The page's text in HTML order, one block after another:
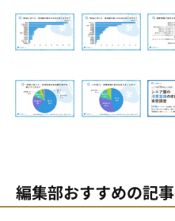
編集部おすすめの記事